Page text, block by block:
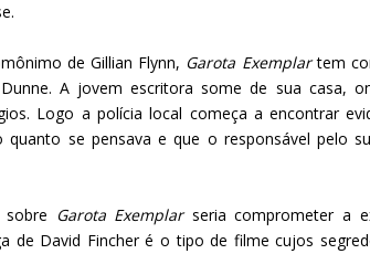
de Gillian Flynn, Garota Exemplartem
A jovem escritora some de sua casa,
Logo a polícia local começa a encontrar
se pensava e que o responsável pelo
Garota Exemplar seria comprometer a
de David Fincher é o tipo de filme cujos